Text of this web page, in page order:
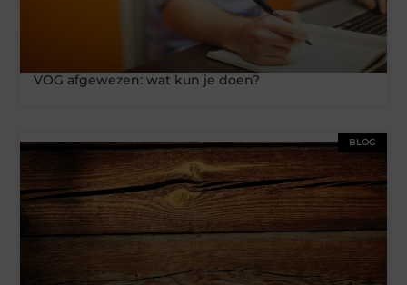
VOG afgewezen: wat kun je doen?
BLOG